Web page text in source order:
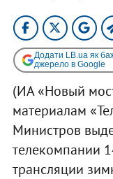
Додати LB.ua як
джерело в Google
(ИА «Новый
материалам
Министров
телекомпании
трансляции